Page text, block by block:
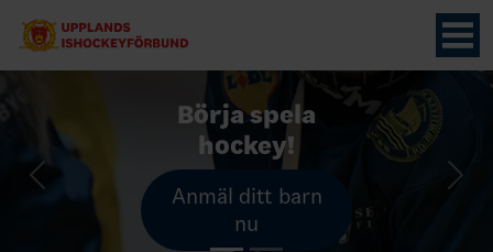
Börja spela
hockey!
Anmäl ditt barn
nu
Previous